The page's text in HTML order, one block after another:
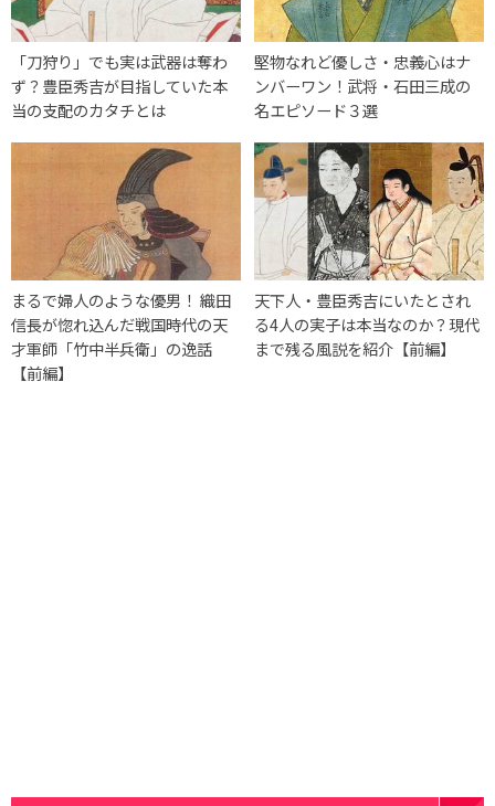
「刀狩り」でも実は武器は奪わ
ず？豊臣秀吉が目指していた本
当の支配のカタチとは
堅物なれど優しさ・忠義心はナ
ンバーワン！武将・石田三成の
名エピソード３選
まるで婦人のような優男！ 織田
信長が惚れ込んだ戦国時代の天
才軍師「竹中半兵衛」の逸話
【前編】
天下人・豊臣秀吉にいたとされ
る4人の実子は本当なのか？現代
まで残る風説を紹介【前編】